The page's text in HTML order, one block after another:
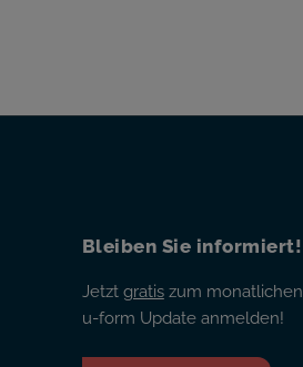
Bleiben Sie informiert!
Jetzt gratiszum monatlichen
u-form Update anmelden!